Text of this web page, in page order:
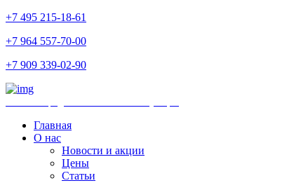
+7 495 215-18-61
+7 964 557-70-00
+7 909 339-02-90
Главная
О нас
Новости и акции
Цены
Статьи